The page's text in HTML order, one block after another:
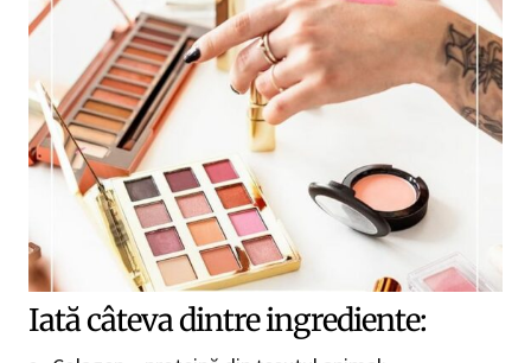
Iată câteva dintre ingrediente: